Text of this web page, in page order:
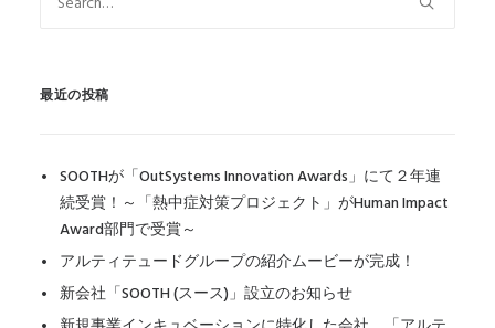
最近の投稿
SOOTHが「OutSystems Innovation Awards」にて２年連
続受賞！～「熱中症対策プロジェクト」がHuman Impact
Award部門で受賞～
アルティテュードグループの紹介ムービーが完成！
新会社「SOOTH (スース)」設立のお知らせ